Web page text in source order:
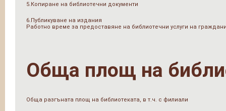
5.Копиране на библиотечни документи
6.Публикуване на издания
Работно време за предоставяне на библиотечни услуги на
Обща площ на
Обща разгъната площ на библиотеката, в т.ч. с филиали